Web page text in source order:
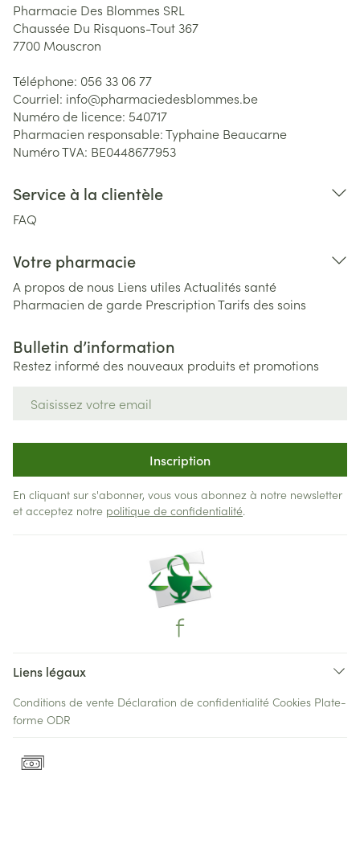
Pharmacie Des Blommes SRL
Chaussée Du Risquons-Tout 367
7700 Mouscron
Téléphone: 056 33 06 77
Courriel: info@pharmaciedesblommes.be
Numéro de licence: 540717
Pharmacien responsable:Typhaine Beaucarne
Numéro TVA: BE0448677953
Service à la clientèle
FAQ
Votre pharmacie
A propos de nous Liens utiles Actualités santé
Pharmacien de garde PrescriptionTarifs des soins
Bulletin d’information
Restez informé des nouveaux produits et promotions
Inscription
En cliquant sur s'abonner, vous vous abonnez à notre newsletter
et acceptez notre politique de confidentialité.
Liens légaux
Conditions de vente Déclaration de confidentialité Cookies Plate-
forme ODR